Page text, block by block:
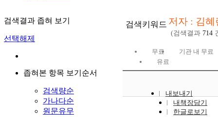
검색결과 좁혀 보기
선택해제
좁혀본 항목 보기순서
검색량순
가나다순
원문유무
검색키워드 저자 : 김혜
(검색결과 714
무료
기관 내 무료
유료
내보내기
내책장담기
한글로보기